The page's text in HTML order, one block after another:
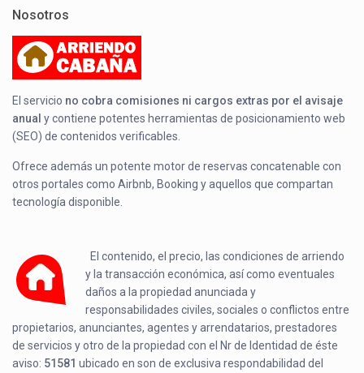
Nosotros
El servicio no cobra comisiones ni cargos extras por el avisaje
anual y contiene potentes herramientas de posicionamiento web
(SEO) de contenidos verificables.
Ofrece además un potente motor de reservas concatenable con
otros portales como Airbnb, Booking y aquellos que compartan
tecnología disponible.
El contenido, el precio, las condiciones de arriendo
y la transacción económica, así como eventuales
daños a la propiedad anunciada y
responsabilidades civiles, sociales o conflictos entre
propietarios, anunciantes, agentes y arrendatarios, prestadores
de servicios y otro de la propiedad con el Nr de Identidad de éste
aviso: 51581 ubicado enson de exclusiva respondabilidad del